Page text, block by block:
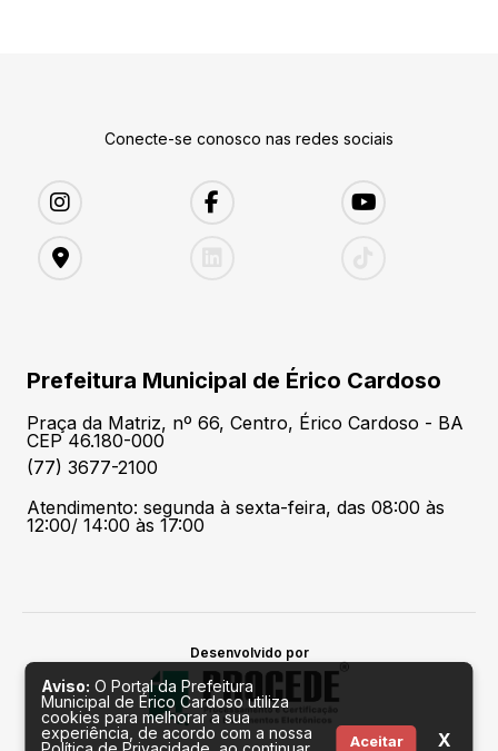
Conecte-se conosco nas redes sociais
Prefeitura Municipal de Érico Cardoso
Praça da Matriz, nº 66, Centro, Érico Cardoso - BA
CEP 46.180-000
(77) 3677-2100
Atendimento: segunda à sexta-feira, das 08:00 às
12:00/ 14:00 às 17:00
Desenvolvido por
Aviso: O Portal da Prefeitura
Municipal de Érico Cardoso utiliza
cookies para melhorar a sua
experiência, de acordo com a nossa
Aceitar X